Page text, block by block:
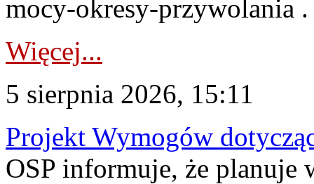
mocy-okresy-przywolania
Więcej...
5 sierpnia 2026, 15:11
Projekt Wymogów
OSP informuje, że planuje